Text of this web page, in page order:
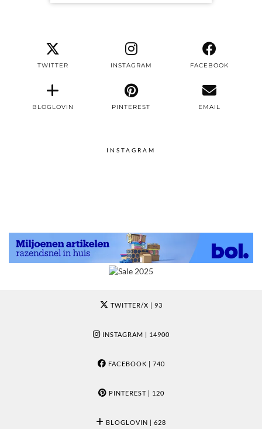
TWITTER INSTAGRAM FACEBOOK
BLOGLOVIN PINTEREST EMAIL
INSTAGRAM
TWITTER/X | 93
INSTAGRAM | 14900
FACEBOOK | 740
PINTEREST| 120
BLOGLOVIN | 628